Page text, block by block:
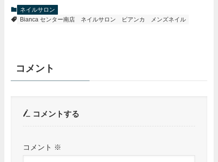
ネイルサロン
Bianca センター南店
ネイルサロン ビアンカ メンズネイル
コメント
コメントする
コメント ※